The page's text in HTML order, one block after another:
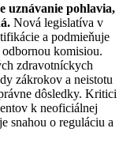
uznávanie pohlavia,
Nová legislatíva v
a podmieňuje
komisiou.
zdravotníckych
zákrokov a neistotu
dôsledky. Kritici
k neoficiálnej
snahou o reguláciu a